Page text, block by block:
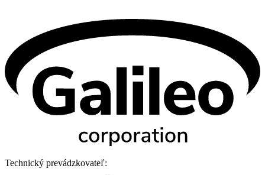
Technický prevádzkovateľ: